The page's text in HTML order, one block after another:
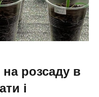
розсаду в
і